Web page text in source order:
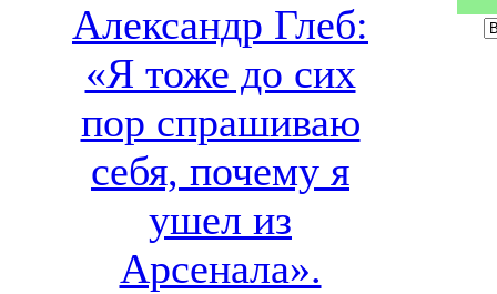
Александр Глеб:
«Я тоже до сих
пор спрашиваю
себя, почему я
ушел из
Арсенала».